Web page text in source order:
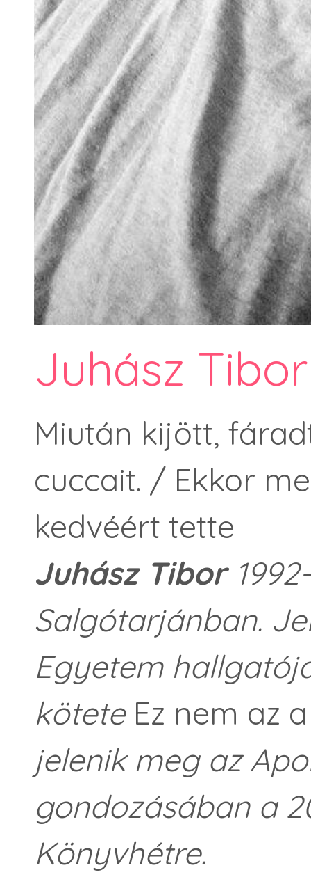
Juhász
Miután kijött,
cuccait. / Ekkor
kedvéért tette
Juhász Tibor
Salgótarjánban.
Egyetem
kötete Ez nem az
jelenik meg az
gondozásában a
Könyvhétre.